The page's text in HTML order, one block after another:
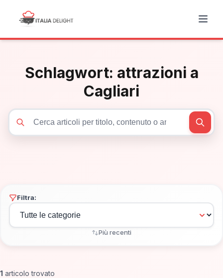
Schlagwort: attrazioni a
Cagliari
Filtra:
Più recenti
1 articolo trovato